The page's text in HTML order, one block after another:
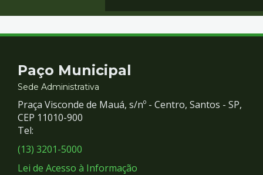
Contato
e
Redes
Sociais
Paço Municipal
Sede Administrativa
Praça Visconde de Mauá, s/nº - Centro, Santos - SP,
CEP 11010-900
Tel:
(13) 3201-5000
Lei de Acesso à Informação